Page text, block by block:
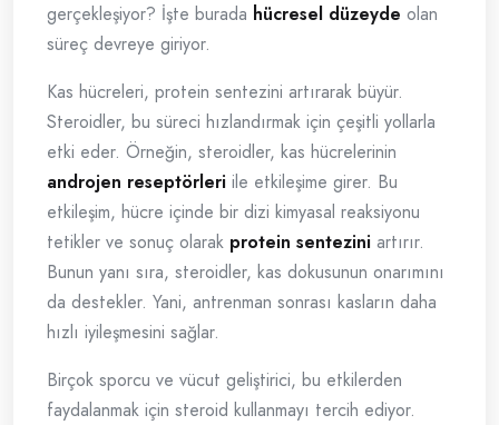
gerçekleşiyor? İşte burada hücresel düzeyde olan
süreç devreye giriyor.
Kas hücreleri, protein sentezini artırarak büyür.
Steroidler, bu süreci hızlandırmak için çeşitli yollarla
etki eder. Örneğin, steroidler, kas hücrelerinin
androjen reseptörleri ile etkileşime girer. Bu
etkileşim, hücre içinde bir dizi kimyasal reaksiyonu
tetikler ve sonuç olarak protein sentezini artırır.
Bunun yanı sıra, steroidler, kas dokusunun onarımını
da destekler. Yani, antrenman sonrası kasların daha
hızlı iyileşmesini sağlar.
Birçok sporcu ve vücut geliştirici, bu etkilerden
faydalanmak için steroid kullanmayı tercih ediyor.